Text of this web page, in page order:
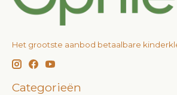
Het grootste aanbod betaalbare
Categorieën